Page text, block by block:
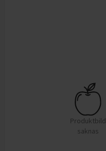
Produktbild
saknas